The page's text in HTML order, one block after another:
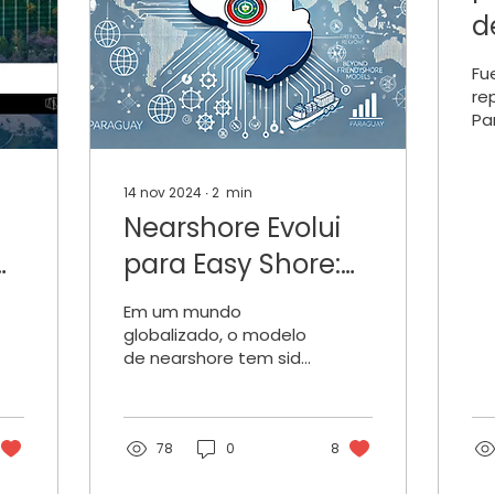
14 nov 2024 ∙2 min
Nearshore Evolui
para Easy Shore:
Por Que o
Paraguai é o
Melhor Destino
para
Investimentos
Em um mundo
globalizado, o modelo
de nearshore tem sido
operações por meio
78 0 8